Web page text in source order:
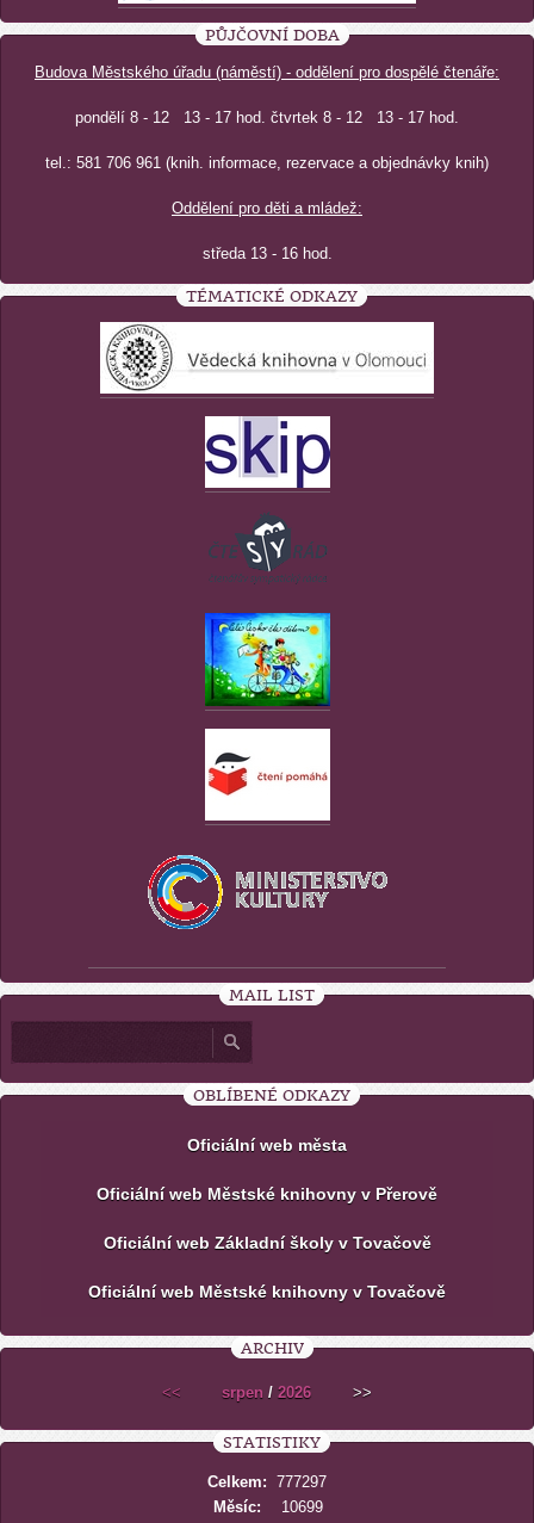
PŮJČOVNÍ DOBA
Budova Městského úřadu (náměstí) - oddělení pro dospělé čtenáře:
pondělí 8 - 12 13 - 17 hod. čtvrtek 8 - 12 13 - 17 hod.
tel.: 581 706 961 (knih. informace, rezervace a objednávky knih)
Oddělení pro děti a mládež:
středa 13 - 16 hod.
TÉMATICKÉ ODKAZY
MAIL LIST
OBLÍBENÉ ODKAZY
Oficiální web města
Oficiální web Městské knihovny v Přerově
Oficiální web Základní školy v Tovačově
Oficiální web Městské knihovny v Tovačově
ARCHIV
<< srpen / 2026 >>
STATISTIKY
Celkem: 777297
Měsíc:
10699